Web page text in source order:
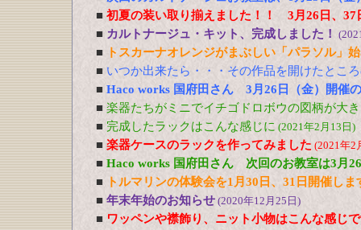
■ 初夏の装い取り揃えました！！ 3月26日、37
■ カルトナージュ・キット、完成しました！
■
トスカーナオレンジがまぶしい「パラソル」
■ いつか出来たら・・・その作品を開けたとこ
■ Haco works 国府田さん 3月26日（金）開催
■ 楽器たちがミニでイチゴドロボウの図柄が大
■ 完成したラックはこんな感じに (2021年2月13日)
■ 楽器ケースのラックを作ってみました (2021年2
■ Haco works 国府田さん 次回のお教室は3月
■
トルマリンの体験会を1月30日、31日開催しま
■ 年末年始のお知らせ (2020年12月25日)
■ ワッペンや襟飾り、ニット小物はこんな感じ